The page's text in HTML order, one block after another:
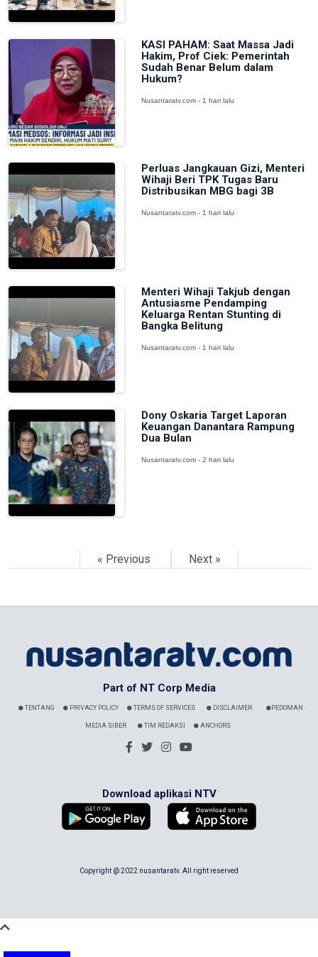
KASI PAHAM: Saat Massa Jadi
Hakim, Prof Ciek: Pemerintah
Sudah Benar Belum dalam
Hukum?
Nusantaratv.com - 1 hari lalu
Perluas Jangkauan Gizi, Menteri
Wihaji Beri TPK Tugas Baru
Distribusikan MBG bagi 3B
Nusantaratv.com - 1 hari lalu
Menteri Wihaji Takjub dengan
Antusiasme Pendamping
Keluarga Rentan Stunting di
Bangka Belitung
Nusantaratv.com - 1 hari lalu
Dony Oskaria Target Laporan
Keuangan Danantara Rampung
Dua Bulan
Nusantaratv.com - 2 hari lalu
« Previous Next »
Part of NT Corp Media
TENTANG PRIVACY POLICY TERMS OF SERVICES DISCLAIMER PEDOMAN
MEDIA SIBER TIM REDAKSI ANCHORS
Download aplikasi NTV
Copyright @ 2022 nusantaratv. All right reserved